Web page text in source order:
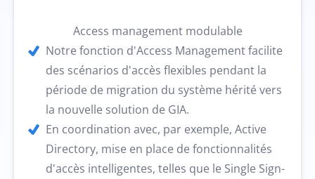
Access management modulable
Notre fonction d'Access Management facilite
des scénarios d'accès flexibles pendant la
période de migration du système hérité vers
la nouvelle solution de GIA.
En coordination avec, par exemple, Active
Directory, mise en place de fonctionnalités
d'accès intelligentes, telles que le Single Sign-